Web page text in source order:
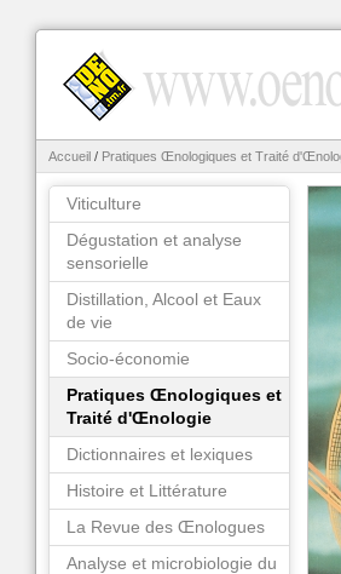
Accueil / Pratiques Œnologiques et Traité
Viticulture
Dégustation et analyse
sensorielle
Distillation, Alcool et Eaux
de vie
Socio-économie
Pratiques Œnologiques et
Traité d'Œnologie
Dictionnaires et lexiques
Histoire et Littérature
La Revue des Œnologues
Analyse et microbiologie du